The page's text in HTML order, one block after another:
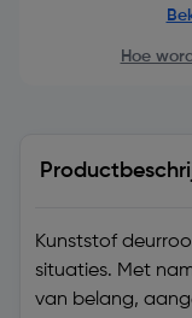
Hoe
Kunststof
situaties. Met
van belang,